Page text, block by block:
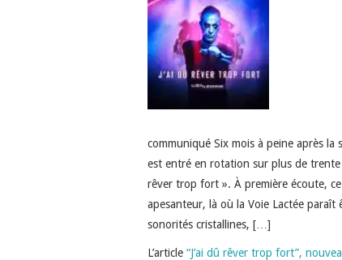
communiqué Six mois à peine après
est entré en rotation sur plus de trente
rêver trop fort ». À première écoute,
apesanteur, là où la Voie Lactée
sonorités cristallines, […]
L’article “J’ai dû rêver trop fort”,